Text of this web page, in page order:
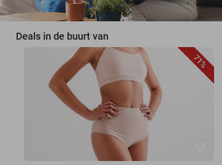
Deals in de buurt van
71%